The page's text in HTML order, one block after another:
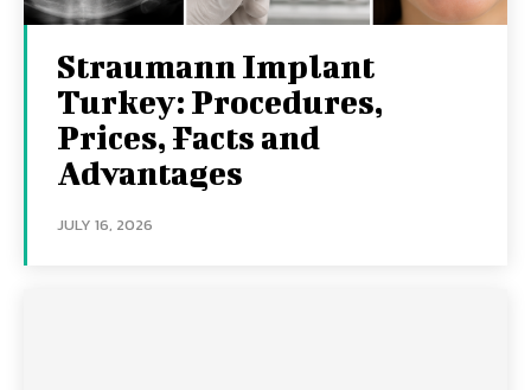
Straumann Implant
Turkey: Procedures,
Prices, Facts and
Advantages
JULY 16, 2026